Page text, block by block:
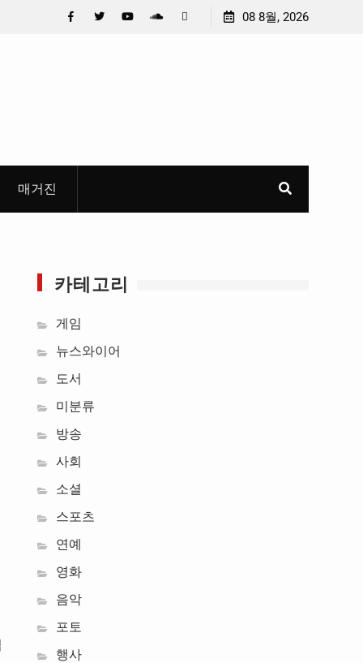
만든 U대회 홍보 영상…최종 6편 선정
중요 메일메일 제목
08 8월, 2026
매거진
카테고리
게임
뉴스와이어
도서
미분류
방송
사회
소셜
스포츠
연예
영화
음악
포토
행사